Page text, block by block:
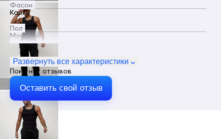
Фасон
Карго
Пол
Мужской
Цвет
Черный
Материал
Деним, Джинс, Хлопок, Эластан
Состав
97% Хлопок 3% Эластан
Рост
от 160 до 195
Развернуть все характеристики
Пока нет отзывов
Оставить свой отзыв